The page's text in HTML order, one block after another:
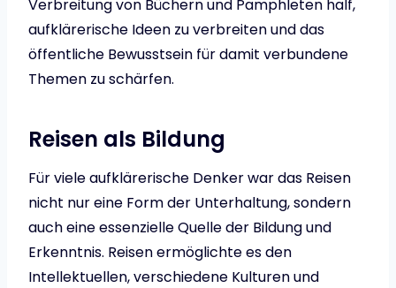
Verbreitung von Büchern und Pamphleten half,
aufklärerische Ideen zu verbreiten und das
öffentliche Bewusstsein für damit verbundene
Themen zu schärfen.
Reisen als Bildung
Für viele aufklärerische Denker war das Reisen
nicht nur eine Form der Unterhaltung, sondern
auch eine essenzielle Quelle der Bildung und
Erkenntnis. Reisen ermöglichte es den
Intellektuellen, verschiedene Kulturen und